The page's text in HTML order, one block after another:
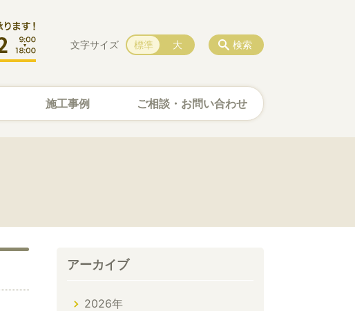
施工事例 ご相談・お問い合わせ
検索
文字サイズ 標準 大
アーカイブ
2026年